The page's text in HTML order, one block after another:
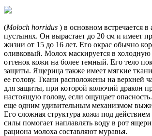
(Moloch horridus ) в основном встречается в
пустынях. Он вырастает до 20 см и имеет
жизни от 15 до 16 лет. Его окрас обычно
оливковый. Молох маскируется в холодную
оттенок кожи на более темный. Его тело
защиты. Ящерица также имеет мягкие
ее голову. Ткани расположены на верхней
для защиты, при которой колючий дракон
настоящую голову, если ощущает
еще одним удивительным механизмом
Его сложная структура кожи под
силы помогает наплавлять воду в рот
рациона молоха составляют муравья.